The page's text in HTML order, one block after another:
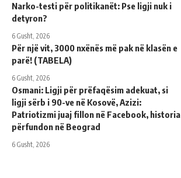
Narko-testi për politikanët: Pse ligji nuk i
detyron?
6 Gusht, 2026
Për një vit, 3000 nxënës më pak në klasën e
parë! (TABELA)
6 Gusht, 2026
Osmani: Ligji për prëfaqësim adekuat, si
ligji sërb i 90-ve në Kosovë, Azizi:
Patriotizmi juaj fillon në Facebook, historia
përfundon në Beograd
6 Gusht, 2026